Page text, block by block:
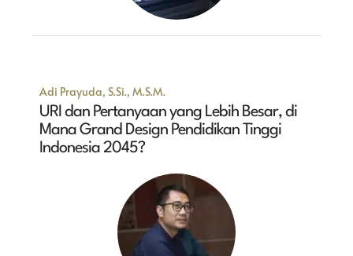
Adi Prayuda, S.Si., M.S.M.
URI dan Pertanyaan yang Lebih Besar, di
Mana Grand Design Pendidikan Tinggi
Indonesia 2045?